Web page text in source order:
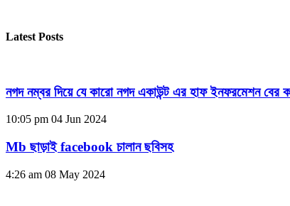
Latest Posts
নগদ নম্বর দিয়ে যে কারো নগদ একাউন্ট এর হাফ ইনফরমেশন বের
10:05 pm 04 Jun 2024
Mb ছাড়াই facebook চালান ছবিসহ
4:26 am 08 May 2024